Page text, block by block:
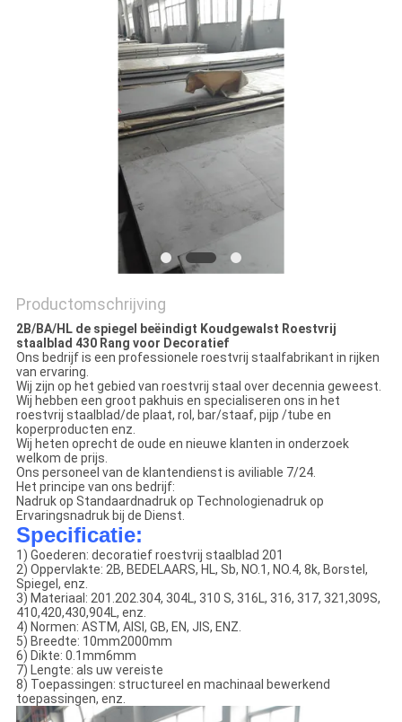
Productomschrijving
2B/BA/HL de spiegel beëindigt Koudgewalst Roestvrij
staalblad 430 Rang voor Decoratief
Ons bedrijf is een professionele roestvrij staalfabrikant in rijken
van ervaring.
Wij zijn op het gebied van roestvrij staal over decennia geweest.
Wij hebben een groot pakhuis en specialiseren ons in het
roestvrij staalblad/de plaat, rol, bar/staaf, pijp /tube en
koperproducten enz.
Wij heten oprecht de oude en nieuwe klanten in onderzoek
welkom de prijs.
Ons personeel van de klantendienst is aviliable 7/24.
Het principe van ons bedrijf:
Nadruk op Standaardnadruk op Technologienadruk op
Ervaringsnadruk bij de Dienst.
Specificatie:
1) Goederen: decoratief roestvrij staalblad 201
2) Oppervlakte: 2B, BEDELAARS, HL, Sb, NO.1, NO.4, 8k, Borstel,
Spiegel, enz.
3) Materiaal: 201.202.304, 304L, 310 S, 316L, 316, 317, 321,309S,
410,420,430,904L, enz.
4) Normen: ASTM, AISI, GB, EN, JIS, ENZ.
5) Breedte: 10mm2000mm
6) Dikte: 0.1mm6mm
7) Lengte: als uw vereiste
8) Toepassingen: structureel en machinaal bewerkend
toepassingen, enz.